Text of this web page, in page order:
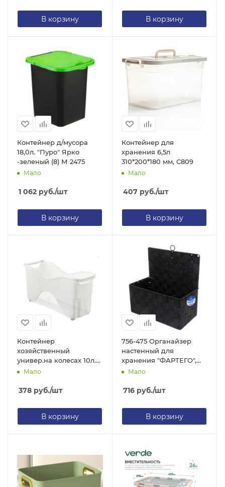
В корзину В корзину
Контейнер д/мусора
18,0л. "Пуро" Ярко
-зеленый (8) М 2475
Мало
1 062 руб./шт
В корзину
Контейнер для
хранения 6,5л
310*200*180 мм, С809
Мало
407 руб./шт
В корзину
Контейнер
хозяйственный
универ.на колесах 10л.
(460*160*235мм) АП085
Мало
378 руб./шт
В корзину
756-475 Органайзер
настенный для
хранения "ФАРТЕГО",
цвет черный
Мало
716 руб./шт
В корзину